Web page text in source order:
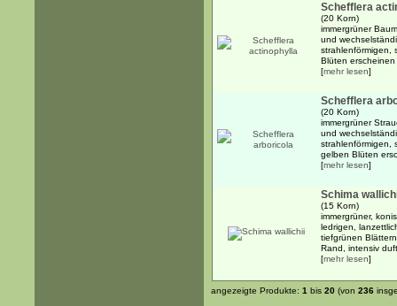
Schefflera
(20 Korn)
immergrüner
und
strahlenförmigen,
Blüten
[mehr lesen]
Schefflera
(20 Korn)
immergrüner
und
strahlenförmigen,
gelben Blüten
[mehr lesen]
Schima
(15 Korn)
immergrüner,
ledrigen,
tiefgrünen
Rand, intensiv
[mehr lesen]
angezeigte Produkte: 1 bis 20 (von 236